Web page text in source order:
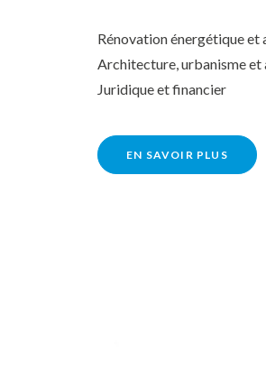
Rénovation énergétique et
Architecture, urbanisme et
Juridique et financier
EN SAVOIR PLUS